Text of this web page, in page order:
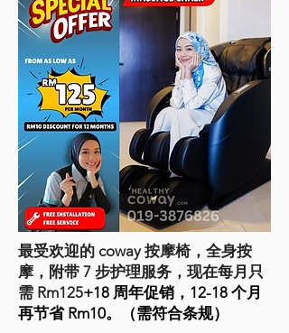
最受欢迎的 coway 按摩椅，全身按
摩，附带 7 步护理服务，现在每月只
需 Rm125+18 周年促销，12-18 个月
再节省 Rm10。（需符合条规）